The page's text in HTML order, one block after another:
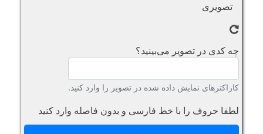
چه کدی در تصویر می‌بینید؟
کاراکترهای نمایش داده شده در تصویر را وارد کنید.
لطفا حروف را با خط فارسی و بدون فاصله وارد کنید